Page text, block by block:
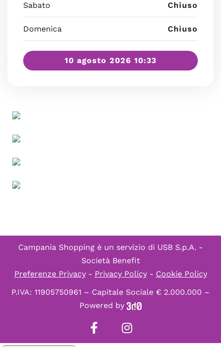
Sabato Chiuso
Domenica Chiuso
10 agosto 2026 10:33
Campania Shopping è un servizio di USB S.p.A. -
Società Benefit
Preferenze Privacy- Privacy Policy- Cookie Policy
P.IVA: 11905750961 – Capitale Sociale € 2.000.000 –
Powered by